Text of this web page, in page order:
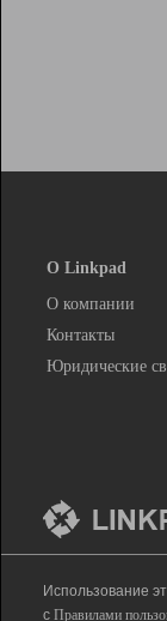
О Linkpad
О компании
Контакты
Юридические
Использование
с Правилами